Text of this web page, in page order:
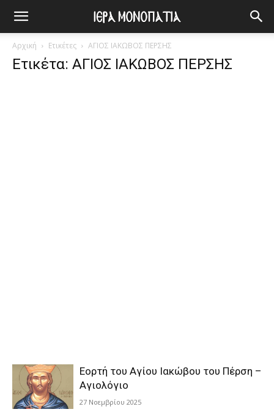
Αρχική Ετικέτες ΑΓΙΟΣ ΙΑΚΩΒΟΣ ΠΕΡΣΗΣ
Ετικέτα: ΑΓΙΟΣ ΙΑΚΩΒΟΣ ΠΕΡΣΗΣ
Εορτή του Αγίου Ιακώβου του Πέρση –
Αγιολόγιο
27 Νοεμβρίου 2025